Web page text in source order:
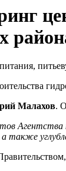
Малахов.
Агентства
также